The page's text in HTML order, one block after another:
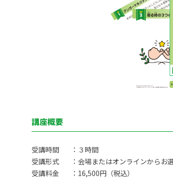
講座概要
受講時間
：３時間
受講形式
：会場またはオンラインからお
受講料金
：16,500円（税込）